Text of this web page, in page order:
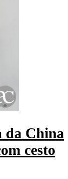
da China
cesto